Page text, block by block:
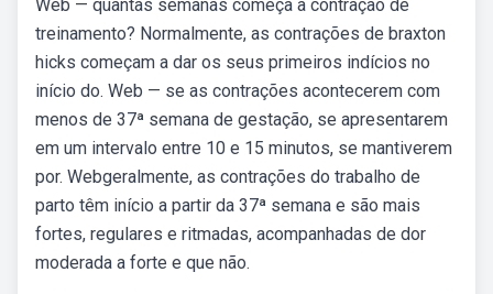
Web — quantas semanas começa a contração de
treinamento? Normalmente, as contrações de braxton
hicks começam a dar os seus primeiros indícios no
início do. Web — se as contrações acontecerem com
menos de 37ª semana de gestação, se apresentarem
em um intervalo entre 10 e 15 minutos, se mantiverem
por. Webgeralmente, as contrações do trabalho de
parto têm início a partir da 37ª semana e são mais
fortes, regulares e ritmadas, acompanhadas de dor
moderada a forte e que não.